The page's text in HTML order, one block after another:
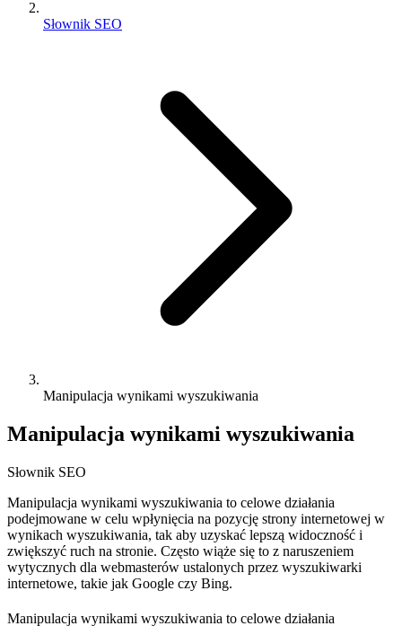
Słownik SEO
Manipulacja wynikami wyszukiwania
Manipulacja wynikami wyszukiwania
Słownik SEO
Manipulacja wynikami wyszukiwania to celowe działania
podejmowane w celu wpłynięcia na pozycję strony internetowej w
wynikach wyszukiwania, tak aby uzyskać lepszą widoczność i
zwiększyć ruch na stronie. Często wiąże się to z naruszeniem
wytycznych dla webmasterów ustalonych przez wyszukiwarki
internetowe, takie jak Google czy Bing.
Manipulacja wynikami wyszukiwania to celowe działania